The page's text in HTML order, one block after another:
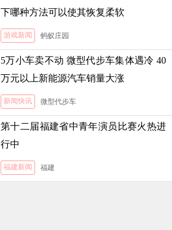
下哪种方法可以使其恢复柔软
游戏新闻 蚂蚁庄园
5万小车卖不动 微型代步车集体遇冷 40
万元以上新能源汽车销量大涨
新闻快讯 微型代步车
第十二届福建省中青年演员比赛火热进
行中
福建新闻 福建